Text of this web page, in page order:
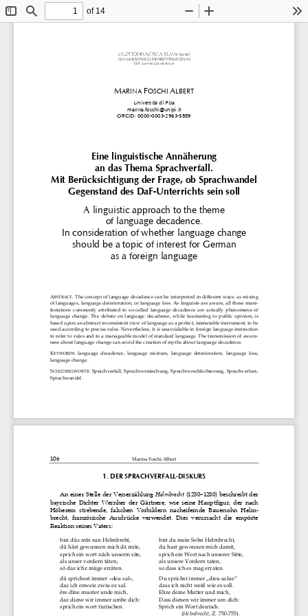
ToggleFind
of 14
Zoom
GLOTTODIDACTICA XLV/2 (2018)
ADAM MICKIEWICZ UNIVERSITY PRESS POZNAŃ
DOI: 10.14746/gl.2018.45.2.05
MARINA FOSCHI ALBERT
Università di Pisa
marina.foschi@unipi.it
ORCID: 0000-0003-2963-5889
Eine linguistische Annäherung
an das Thema Sprachverfall.
Mit Berücksichtigung der Frage, ob Sprachwandel
Gegenstand des DaF-Unterrichts sein soll
A linguistic approach to the theme
of language decadence.
In consideration of whether language change
should be a topic of interest for German
as a foreign language
ABSTRACT . The concept of language decadence can be interpreted in different ways: as mixing
of languages, language deterioration, or language loss. As linguists are aware, all these mani-
festations  commonly  attributed  to  so-called  language  decadence  are  actually  phenomena  of
language  change.  The  debate  on  language  decadence,
while  fascinating  to  public  opinion,  is
based upon an abstract inconsistent view of language as a perfect, immutable instrument, to be
used according to precise rules. Nevertheless, it is unavoidable in foreign language instruction
to refer to rules and to a manageable model of standard language. The transmission of aware-
ness about language change can avoid the creation of myths about language decadence.
KEYWORDS :  language  decadence,  language  mixture,  language  deterioration,  language  loss,
language change.
SCHLÜSSELWORTE :  Sprachverfall,  Sprachvermischung,  Sprachverschlechterung,  Sprachverlust,
Sprachwandel.
106 Marina Foschi Albert
1. DER SPRACHVERFALL-DISKURS
An einer Stelle der Verserzählung Helmbrecht (1250–1280) beschreibt der
bayrische  Dichter  Wernher  der  Gärtnere,  wie  seine  Hauptfigur,  der  nach
Höherem  strebende,  falschen  Vorbildern  nacheifernde
  Bauersohn  Helm-
brecht,  französische  Ausdrücke  verwendet.  Dies  verursacht  die  empörte
Reaktion seines Vaters:
bist dûz mîn sun Helmbreht,
dû hâst gewunnen mich dâ mite,
sprich ein wort nâch unserm site,
als unser vordern tâten,
sô daz ichz müge errâten.
dû sprichest immer «deu sal»,
daz ich enweiz zwiu ez sal.
êre dîne muoter unde mich,
daz diene wir immer umbe dich:
sprich ein wort tiutischen.
bist du mein Sohn Helmbrecht,
du hast gewonnen mich damit,
sprich ein Wort nach unserer Sitte,
als unsere Vordern taten,
so dass ich es mag erraten.
Du sprichst immer „dieu salue“
dass ich nicht weiß wie es soll.
Ehre deine Mutter und mich,
Dass dienen wir immer um dich:
Sprich ein Wort deutsch.
(Helmbrecht , Z. 750 -755).